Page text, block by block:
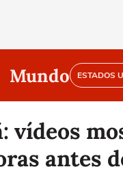
Mundo ESTADOS
vídeos
antes